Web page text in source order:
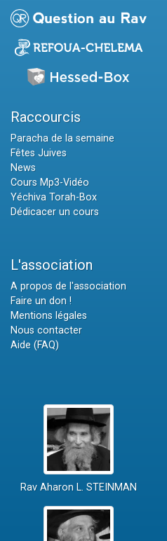
Raccourcis
Paracha de la semaine
Fêtes Juives
News
Cours Mp3-Vidéo
Yéchiva Torah-Box
Dédicacer un cours
L'association
A propos de l'association
Faire un don !
Mentions légales
Nous contacter
Aide (FAQ)
Rav Aharon L. STEINMAN